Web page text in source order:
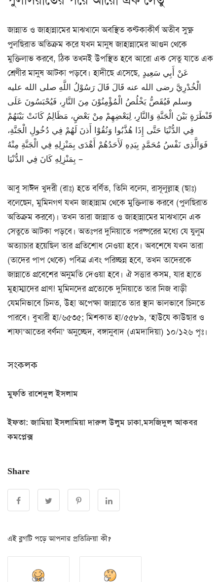
জান্নাত ও জাহান্নামের মাঝখানে অবস্থিত কণ্টকাকীর্ণ অতীব সুক্ষ্ণ
পুলছিরাত অতিক্রম করে যখন মানুষ জাহান্নামের আগুন থেকে
মুক্তিলাভ করবে, ঠিক তখনই উপস্থিত হবে আরো এক সেতু যাতে এক
শ্রেণীর মানুষ আটকা পড়বে। হাদীছে এসেছে, عَنْ أَبِي سَعِيدٍ
الْخُدْرِيَّ رضى الله عنه قَالَ قَالَ رَسُوْلُ اللَّهِ صلى الله عليه
وسلم فَيُقَصُّ يَخْلُصُ الْمُؤْمِنُوْنَ مِنَ النَّارِ، فَيُحْبَسُونَ عَلَى
قَنْطَرَةٍ بَيْنَ الْجَنَّةِ وَالنَّارِ، لِبَعْضِهِمْ مِنْ بَعْضٍ، مَظَالِمُ كَانَتْ بَيْنَهُمْ
فِي الدُّنْيَا حَتَّى إِذَا هُذَّبُوا وَنُقُوْا أَذنَ لَهُمْ فِي دُخُولِ الْجَنَّةِ،
فَوَالَّذِى نَفْسُ مُحَمَّدٍ بِيَدِهِ لَأَحَدُهُمْ أَهْدَى بِمَنْزِلِهِ فِي الْجَنَّةِ مِنْهُ
بِمَنْزِلِهِ كَانَ فِي الدُّنْيَا –
আবু সাঈদ খুদরী (রাঃ) হতে বর্ণিত, তিনি বলেন, রাসূলুল্লাহ (ছাঃ)
বলেছেন, মুমিনগণ যখন জাহান্নাম থেকে মুক্তিলাভ করবে (পুলছিরাত
অতিক্রম করবে)। তখন তারা জান্নাত ও জাহান্নামের মাঝখানে এক
সেতুতে আটকা পড়বে। অতঃপর দুনিয়াতে পরষ্পরের মধ্যে যে যুলুম
অত্যাচার হয়েছিল তার প্রতিশোধ নেওয়া হবে। অবশেষে যখন তারা
(তাদের পাপ থেকে) পবিত্র এবং পরিচ্ছন্ন হবে, তখন তাদেরকে
জান্নাতে প্রবেশের অনুমতি দেওয়া হবে। ঐ সত্তার কসম, যার হাতে
মুহাম্মাদের প্রাণ! মুমিনদের প্রত্যেকে দুনিয়াতে তার নিজ বাড়ী
যেমনিভাবে চিনত, উহা অপেক্ষা জান্নাতে তার স্থান ভালভাবে চিনতে
পারবে। বুখারী হা/৬৫৩৫; মিশকাত হা/৫৫৮৯, ‘হাউযে কাউছার ও
শাফা’আতের বর্ণনা’ অনুচ্ছেদ, বঙ্গানুবাদ (এমদাদিয়া) ১০/১২৬ পৃঃ।
সংকলক
মুফতি রাশেদুল ইসলাম
ইফতা: জামিয়া ইসলামিয়া দারুল উলুম ঢাকা,মসজিদুল আকবর
কমপ্লেক্স
Share
এই ব্লগটি পড়ে আপনার প্রতিক্রিয়া কী?